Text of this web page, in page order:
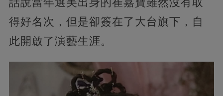
得好名次，但是卻簽在了大台旗下，自
此開啟了演藝生涯。